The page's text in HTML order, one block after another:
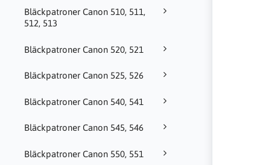
Bläckpatroner Canon 510, 511,
512, 513
Bläckpatroner Canon 520, 521
Bläckpatroner Canon 525, 526
Bläckpatroner Canon 540, 541
Bläckpatroner Canon 545, 546
Bläckpatroner Canon 550, 551